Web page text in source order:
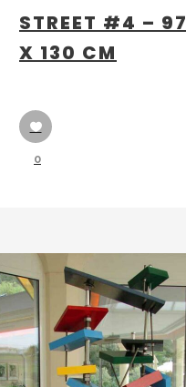
STREET #4 – 97
X 130 CM
0